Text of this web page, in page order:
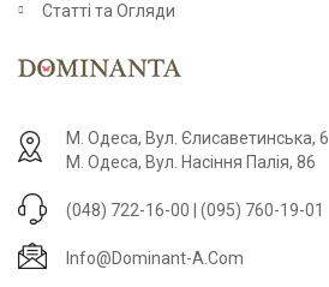
Статті та Огляди
М. Одеса, Вул. Єлисаветинська, 6
М. Одеса, Вул. Насіння Палія, 86
(048) 722-16-00 | (095) 760-19-01
Info@dominant-A.com